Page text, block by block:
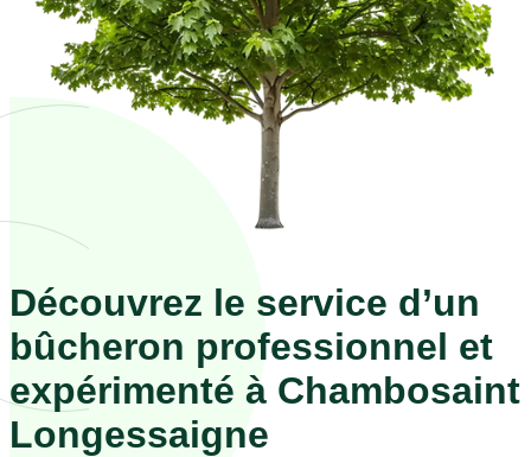
Découvrez le service d’un
bûcheron professionnel et
expérimenté à Chambosaint
Longessaigne